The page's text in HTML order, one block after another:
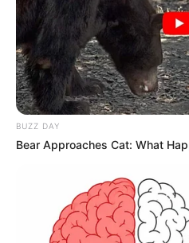
BUZZ DAY
Bear Approaches Cat: What